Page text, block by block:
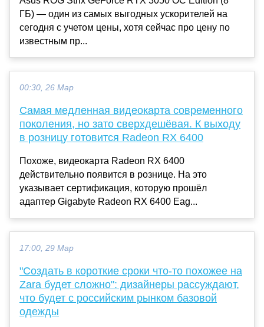
ГБ) — один из самых выгодных ускорителей на
сегодня с учетом цены, хотя сейчас про цену по
известным пр...
00:30, 26 Мар
Самая медленная видеокарта современного
поколения, но зато сверхдешёвая. К выходу
в розницу готовится Radeon RX 6400
Похоже, видеокарта Radeon RX 6400
действительно появится в рознице. На это
указывает сертификация, которую прошёл
адаптер Gigabyte Radeon RX 6400 Eag...
17:00, 29 Мар
"Создать в короткие сроки что-то похожее на
Zara будет сложно": дизайнеры рассуждают,
что будет с российским рынком базовой
одежды